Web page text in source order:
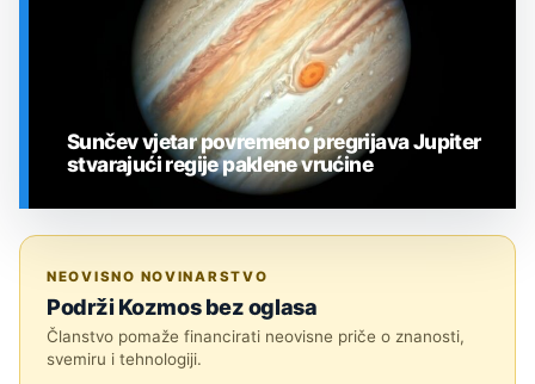
Sunčev vjetar povremeno pregrijava Jupiter
stvarajući regije paklene vrućine
NEOVISNO NOVINARSTVO
Podrži Kozmos bez oglasa
Članstvo pomaže financirati neovisne priče o znanosti,
svemiru i tehnologiji.